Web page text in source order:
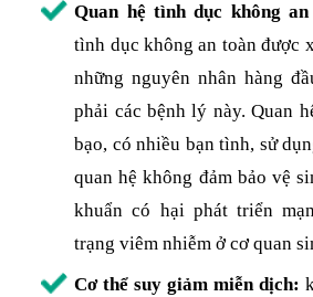
Quan hệ tình dục không
tình dục không an toàn được
những nguyên nhân hàng
phải các bệnh lý này. Quan
bạo, có nhiều bạn tình, sử
quan hệ không đảm bảo vệ
khuẩn có hại phát triển
trạng viêm nhiễm ở cơ quan
Cơ thể suy giảm miễn dịch: